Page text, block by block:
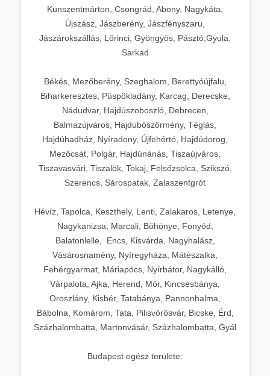
Kunszentmárton, Csongrád, Abony, Nagykáta,
Újszász, Jászberény, Jászfényszaru,
Jászárokszállás, Lőrinci, Gyöngyös, Pásztó,Gyula,
Sarkad
Békés, Mezőberény, Szeghalom, Berettyóújfalu,
Biharkeresztes, Püspökladány, Karcag, Derecske,
Nádudvar, Hajdúszoboszló, Debrecen,
Balmazújváros, Hajdúböszörmény, Téglás,
Hajdúhadház, Nyíradony, Újfehértó, Hajdúdorog,
Mezőcsát, Polgár, Hajdúnánás, Tiszaújváros,
Tiszavasvári, Tiszalök, Tokaj, Felsőzsolca, Szikszó,
Szerencs, Sárospatak, Zalaszentgrót
Hévíz, Tapolca, Keszthely, Lenti, Zalakaros, Letenye,
Nagykanizsa, Marcali, Böhönye, Fonyód,
Balatonlelle, Encs, Kisvárda, Nagyhalász,
Vásárosnamény, Nyíregyháza, Mátészalka,
Fehérgyarmat, Máriapócs, Nyírbátor, Nagykálló,
Várpalota, Ajka, Herend, Mór, Kincsesbánya,
Oroszlány, Kisbér, Tatabánya, Pannonhalma,
Bábolna, Komárom, Tata, Pilisvörösvár, Bicske, Érd,
Százhalombatta, Martonvásár, Százhalombatta, Gyál
Budapest egész területe: